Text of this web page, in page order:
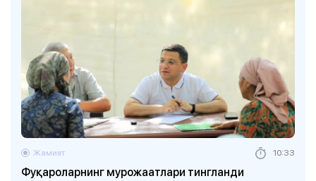
Фуқароларнинг мурожаатлари тингланди
Жамият 10:33